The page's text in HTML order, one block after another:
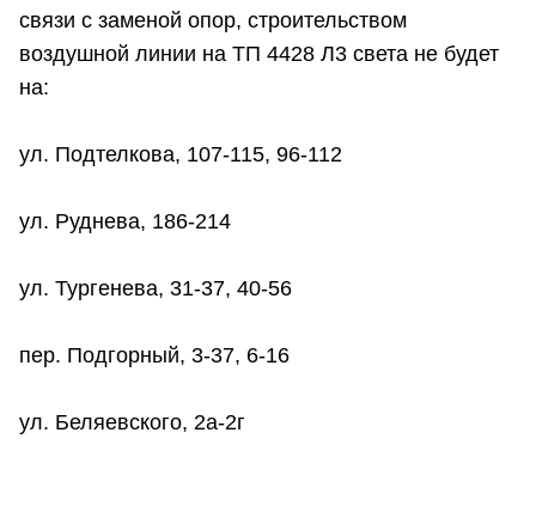
связи c заменой опор, строительством
воздушной линии на ТП 4428 Л3 света не будет
на:
ул. Подтелкова, 107-115, 96-112
ул. Руднева, 186-214
ул. Тургенева, 31-37, 40-56
пер. Подгорный, 3-37, 6-16
ул. Беляевского, 2а-2г